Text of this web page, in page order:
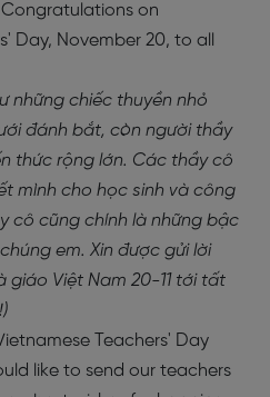
on
Day, November 20, to all
những chiếc thuyền nhỏ
đánh bắt, còn người thầy
thức rộng lớn. Các thầy cô
mình cho học sinh và công
cô cũng chính là những bậc
em. Xin được gửi lời
giáo Việt Nam 20-11 tới tất
Teachers' Day
like to send our teachers